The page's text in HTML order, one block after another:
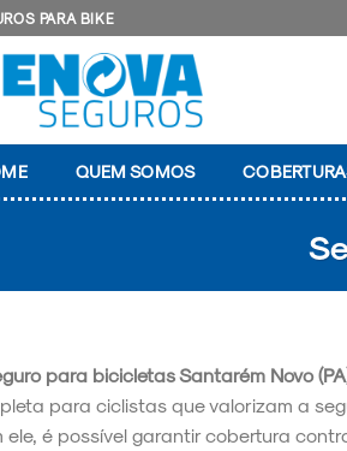
PARA BIKE
QUEM SOMOS
para bicicletas Santarém Novo
para ciclistas que valorizam a
ele, é possível garantir cobertura